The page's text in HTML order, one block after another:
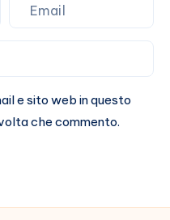
e sito web in questo
che commento.